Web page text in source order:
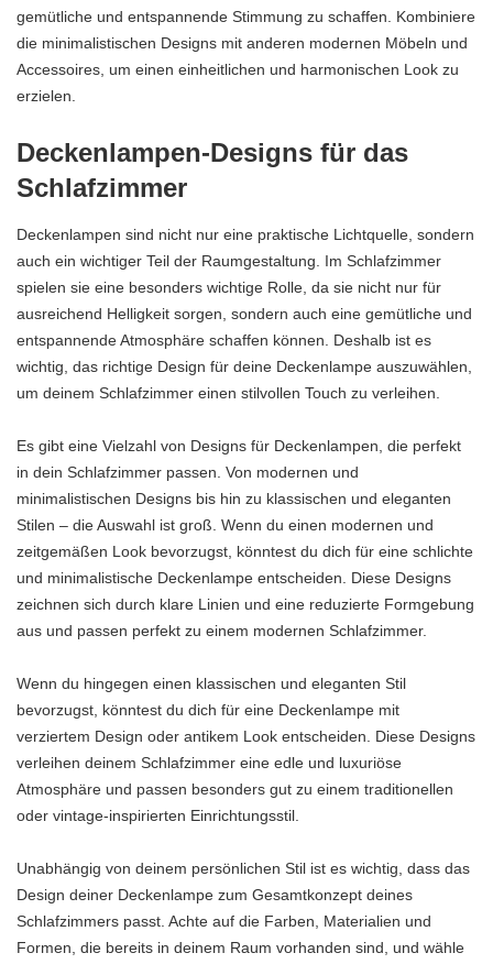
gemütliche und entspannende Stimmung zu schaffen. Kombiniere
die minimalistischen Designs mit anderen modernen Möbeln und
Accessoires, um einen einheitlichen und harmonischen Look zu
erzielen.
Deckenlampen-Designs für das
Schlafzimmer
Deckenlampen sind nicht nur eine praktische Lichtquelle, sondern
auch ein wichtiger Teil der Raumgestaltung. Im Schlafzimmer
spielen sie eine besonders wichtige Rolle, da sie nicht nur für
ausreichend Helligkeit sorgen, sondern auch eine gemütliche und
entspannende Atmosphäre schaffen können. Deshalb ist es
wichtig, das richtige Design für deine Deckenlampe auszuwählen,
um deinem Schlafzimmer einen stilvollen Touch zu verleihen.
Es gibt eine Vielzahl von Designs für Deckenlampen, die perfekt
in dein Schlafzimmer passen. Von modernen und
minimalistischen Designs bis hin zu klassischen und eleganten
Stilen – die Auswahl ist groß. Wenn du einen modernen und
zeitgemäßen Look bevorzugst, könntest du dich für eine schlichte
und minimalistische Deckenlampe entscheiden. Diese Designs
zeichnen sich durch klare Linien und eine reduzierte Formgebung
aus und passen perfekt zu einem modernen Schlafzimmer.
Wenn du hingegen einen klassischen und eleganten Stil
bevorzugst, könntest du dich für eine Deckenlampe mit
verziertem Design oder antikem Look entscheiden. Diese Designs
verleihen deinem Schlafzimmer eine edle und luxuriöse
Atmosphäre und passen besonders gut zu einem traditionellen
oder vintage-inspirierten Einrichtungsstil.
Unabhängig von deinem persönlichen Stil ist es wichtig, dass das
Design deiner Deckenlampe zum Gesamtkonzept deines
Schlafzimmers passt. Achte auf die Farben, Materialien und
Formen, die bereits in deinem Raum vorhanden sind, und wähle